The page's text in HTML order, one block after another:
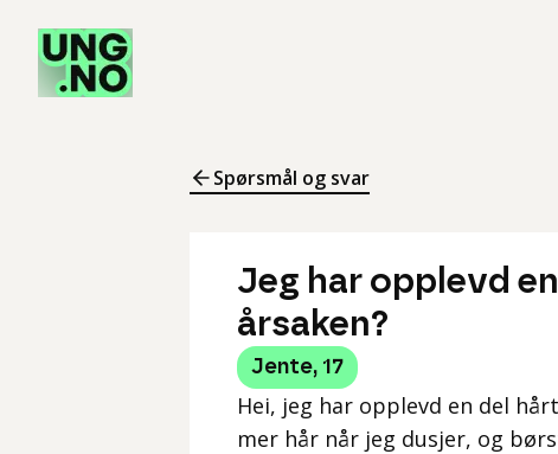
Spørsmål og svar
Jeg har opplevd
årsaken?
Jente, 17
Hei, jeg har opplevd en del
mer hår når jeg dusjer, og